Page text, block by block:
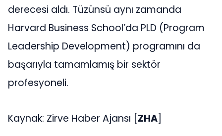
derecesi aldı. Tüzünsü aynı zamanda
Harvard Business School’da PLD (Program
Leadership Development) programını da
başarıyla tamamlamış bir sektör
profesyoneli.
Kaynak: Zirve Haber Ajansı [ZHA]